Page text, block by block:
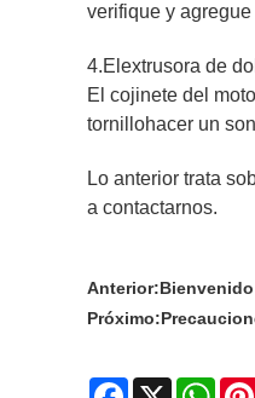
verifique y
4.El extrusora de
El cojinete del
tornillohacer un
Lo anterior trata
a contactarnos.
Anterior:
Próximo:
Facebook
X